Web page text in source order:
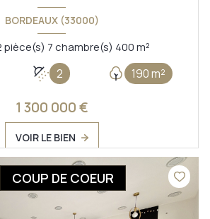
BORDEAUX (33000)
Maison 12 pièce(s) 7 chambre(s) 400 m²
2 190 m²
1 300 000 €
VOIR LE BIEN
COUP DE COEUR